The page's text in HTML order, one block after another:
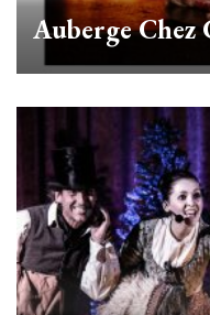
Auberge Chez